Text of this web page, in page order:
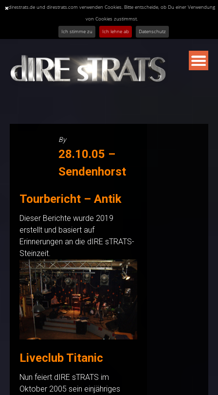
direstrats.de und direstrats.com verwenden Cookies. Bitte entscheide, ob Du einer Verwendung
von Cookies zustimmst.
Ich stimme zu
Ich lehne ab Datenschutz
content
By
28.10.05 –
Sendenhorst
Tourbericht – Antik
Dieser Berichte wurde 2019
erstellt und basiert auf
Erinnerungen an die dIRE sTRATS-
Steinzeit.
Liveclub Titanic
Nun feiert dIRE sTRATS im
Oktober 2005 sein einjähriges